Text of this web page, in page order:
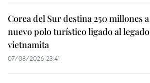
Corea del Sur destina 250 millones a
nuevo polo turístico ligado al legado
vietnamita
07/08/2026 23:41